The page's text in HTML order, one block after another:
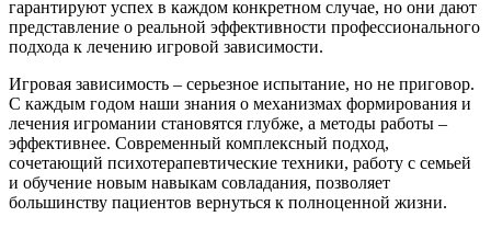
гарантируют успех в каждом конкретном случае, но они дают
представление о реальной эффективности профессионального
подхода к лечению игровой зависимости.
Игровая зависимость – серьезное испытание, но не приговор.
С каждым годом наши знания о механизмах формирования и
лечения игромании становятся глубже, а методы работы –
эффективнее. Современный комплексный подход,
сочетающий психотерапевтические техники, работу с семьей
и обучение новым навыкам совладания, позволяет
большинству пациентов вернуться к полноценной жизни.